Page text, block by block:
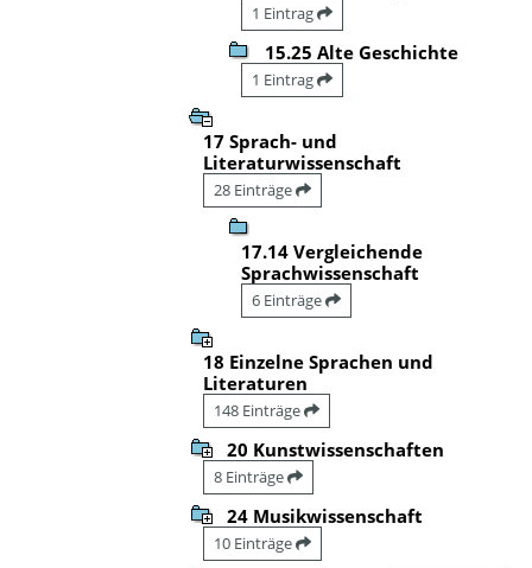
1 Eintrag
15.25 Alte Geschichte
1 Eintrag
17 Sprach- und
Literaturwissenschaft
28 Einträge
17.14 Vergleichende
Sprachwissenschaft
6 Einträge
18 Einzelne Sprachen und
Literaturen
148 Einträge
20 Kunstwissenschaften
8 Einträge
24 Musikwissenschaft
10 Einträge